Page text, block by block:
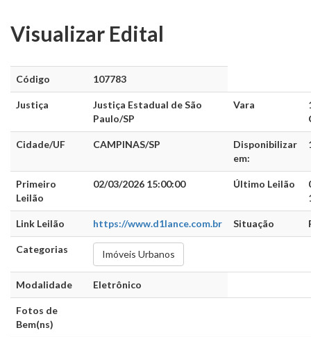
Visualizar Edital
Código 107783
Justiça
Justiça Estadual de São
Paulo/SP
Vara
Cidade/UF CAMPINAS/SP
Disponibilizar
em:
Primeiro
Leilão
02/03/2026 15:00:00 Último Leilão
Link Leilão https://www.d1lance.com.br Situação
Categorias Imóveis Urbanos
Modalidade Eletrônico
Fotos de
Bem(ns)